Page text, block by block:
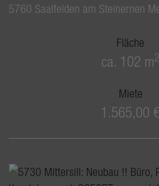
5760 Saalfelden am Steinernen
Fläche
ca. 102 m2
Miete
1.565,00